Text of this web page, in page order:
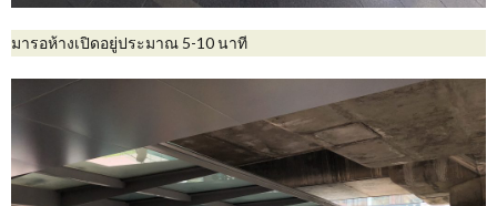
มารอห้างเปิดอยู่ประมาณ 5-10 นาที